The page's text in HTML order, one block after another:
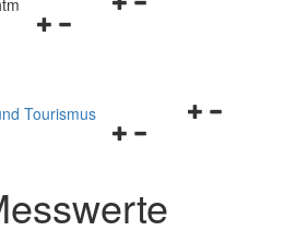
Navigationsmenü
Navigationsmenü
schließen
Tourismus